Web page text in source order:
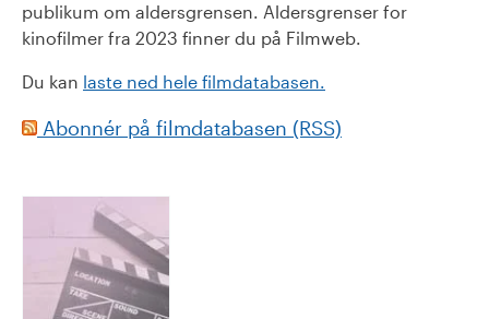
publikum om aldersgrensen. Aldersgrenser for
kinofilmer fra 2023 finner du på Filmweb.
Du kan laste ned hele filmdatabasen.
Abonnér på filmdatabasen (RSS)